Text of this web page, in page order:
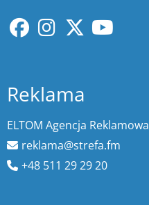
Reklama
ELTOM Agencja Reklamowa
reklama@strefa.fm
+48 511 29 29 20